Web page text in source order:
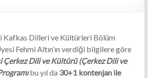
Kafkas Dilleri ve Kültürleri Bölüm
Fehmi Altın’ın verdiği bilgilere göre
Çerkez Dili ve Kültürü (Çerkez Dili ve
bu yıl da 30+1 kontenjan ile